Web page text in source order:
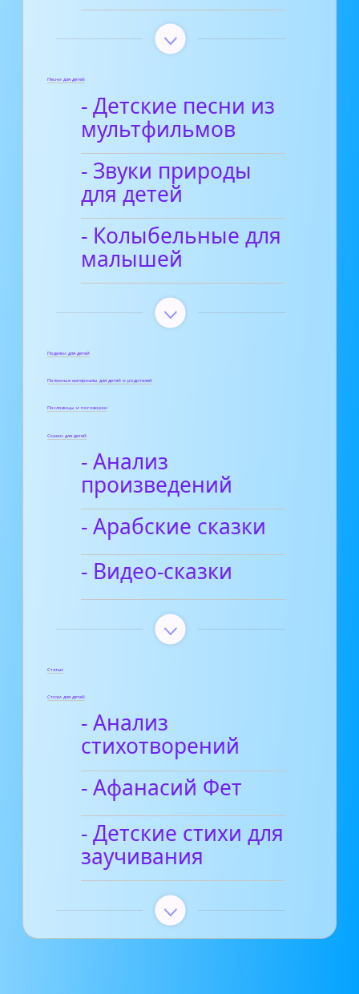
Песни для детей
- Детские песни из
мультфильмов
- Звуки природы
для детей
- Колыбельные для
малышей
Поделки для детей
Полезные материалы для детей и родителей
Пословицы и поговорки
Сказки для детей
- Анализ
произведений
- Арабские сказки
- Видео-сказки
Статьи
Стихи для детей
- Анализ
стихотворений
- Афанасий Фет
- Детские стихи для
заучивания